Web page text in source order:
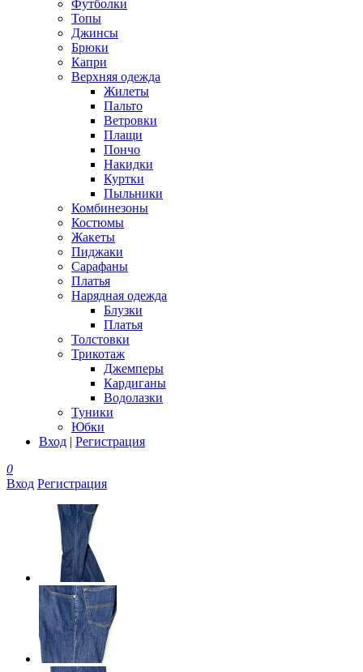
Футболки
Топы
Джинсы
Брюки
Капри
Верхняя одежда
Жилеты
Пальто
Ветровки
Плащи
Пончо
Накидки
Куртки
Пыльники
Комбинезоны
Костюмы
Жакеты
Пиджаки
Сарафаны
Платья
Нарядная одежда
Блузки
Платья
Толстовки
Трикотаж
Джемперы
Кардиганы
Водолазки
Туники
Юбки
Вход | Регистрация
0
Вход Регистрация